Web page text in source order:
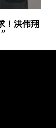
！洪伟翔